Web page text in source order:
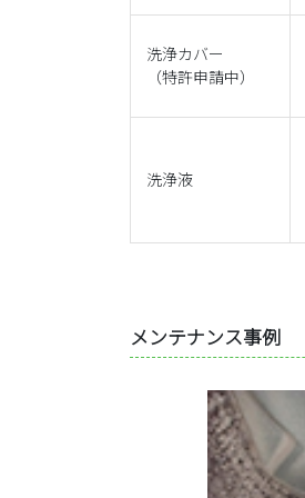
洗浄カバー
（特許申請中）
洗浄液
メンテナンス事例